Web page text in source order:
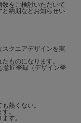
をご検討いただいて
納期などお知らせい
クエアデザインを実
ものになります。
意匠登録（デザイン登
熱くない。
。
す。